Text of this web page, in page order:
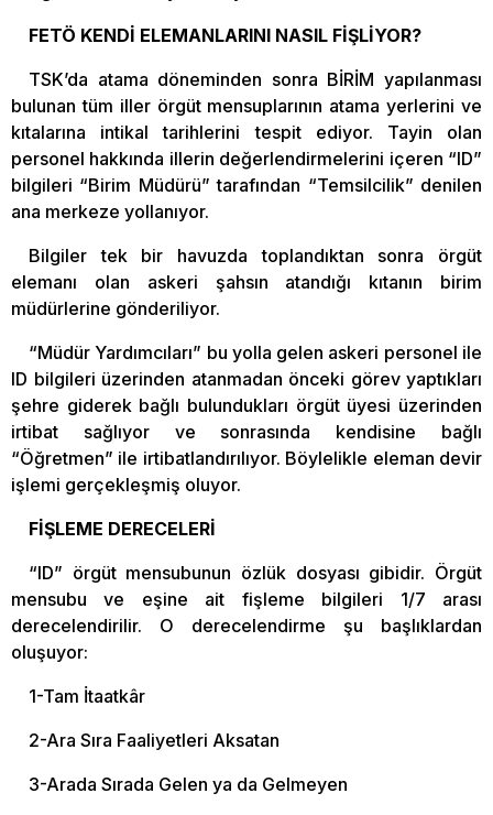
FETÖ KENDİ ELEMANLARINI NASIL FİŞLİYOR?
TSK’da atama döneminden sonra BİRİM yapılanması
bulunan tüm iller örgüt mensuplarının atama yerlerini ve
kıtalarına intikal tarihlerini tespit ediyor. Tayin olan
personel hakkında illerin değerlendirmelerini içeren “ID”
bilgileri “Birim Müdürü” tarafından “Temsilcilik” denilen
ana merkeze yollanıyor.
Bilgiler tek bir havuzda toplandıktan sonra örgüt
elemanı olan askeri şahsın atandığı kıtanın birim
müdürlerine gönderiliyor.
“Müdür Yardımcıları” bu yolla gelen askeri personel ile
ID bilgileri üzerinden atanmadan önceki görev yaptıkları
şehre giderek bağlı bulundukları örgüt üyesi üzerinden
irtibat sağlıyor ve sonrasında kendisine bağlı
“Öğretmen” ile irtibatlandırılıyor. Böylelikle eleman devir
işlemi gerçekleşmiş oluyor.
FİŞLEME DERECELERİ
“ID” örgüt mensubunun özlük dosyası gibidir. Örgüt
mensubu ve eşine ait fişleme bilgileri 1/7 arası
derecelendirilir. O derecelendirme şu başlıklardan
oluşuyor:
1-Tam İtaatkâr
2-Ara Sıra Faaliyetleri Aksatan
3-Arada Sırada Gelen ya da Gelmeyen